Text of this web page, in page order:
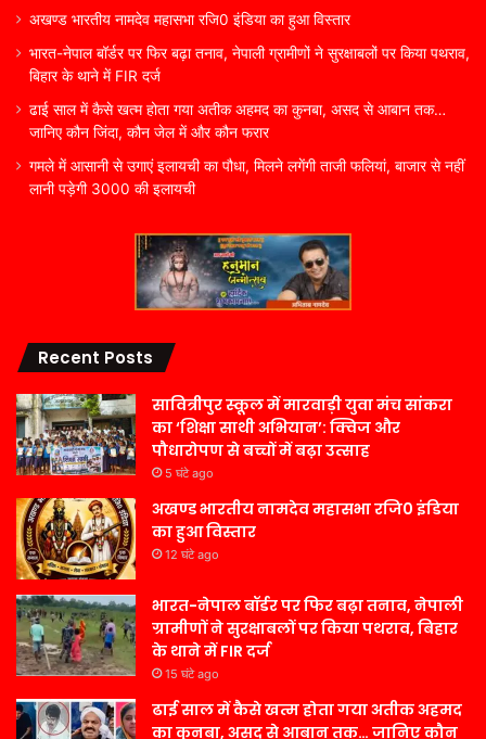
अखण्ड भारतीय नामदेव महासभा रजि0 इंडिया का हुआ विस्तार
भारत-नेपाल बॉर्डर पर फिर बढ़ा तनाव, नेपाली ग्रामीणों ने सुरक्षाबलों पर किया पथराव,
बिहार के थाने में FIR दर्ज
ढाई साल में कैसे खत्म होता गया अतीक अहमद का कुनबा, असद से आबान तक…
जानिए कौन जिंदा, कौन जेल में और कौन फरार
गमले में आसानी से उगाएं इलायची का पौधा, मिलने लगेंगी ताजी फलियां, बाजार से नहीं
लानी पड़ेगी 3000 की इलायची
Recent Posts
सावित्रीपुर स्कूल में मारवाड़ी युवा मंच सांकरा
का ‘शिक्षा साथी अभियान’: क्विज और
पौधारोपण से बच्चों में बढ़ा उत्साह
5 घंटे ago
अखण्ड भारतीय नामदेव महासभा रजि0 इंडिया
का हुआ विस्तार
12 घंटे ago
भारत-नेपाल बॉर्डर पर फिर बढ़ा तनाव, नेपाली
ग्रामीणों ने सुरक्षाबलों पर किया पथराव, बिहार
के थाने में FIR दर्ज
15 घंटे ago
ढाई साल में कैसे खत्म होता गया अतीक अहमद
का कुनबा, असद से आबान तक… जानिए कौन